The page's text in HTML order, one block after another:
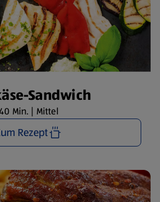
Sandwich
Min. | Mittel
Rezept